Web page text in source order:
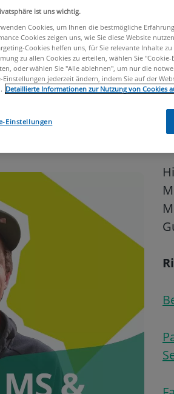
ist uns wichtig.
Cookies, um Ihnen die bestmögliche
Cookies zeigen uns, wie Sie diese Website
Cookies helfen uns, für Sie relevante Inhalte
zu allen Cookies zu erteilen, wählen Sie
oder wählen Sie "Alle ablehnen", um nur die
Einstellungen jederzeit ändern, indem Sie auf der
Detaillierte Informationen zur Nutzung von Cookies
Einstellungen